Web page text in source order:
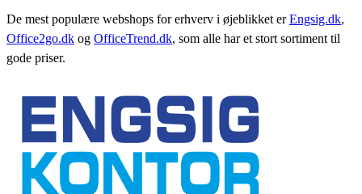
De mest populære webshops for erhverv i øjeblikket erEngsig.dk,
Office2go.dk og OfficeTrend.dk, som alle har et stort sortiment til
gode priser.